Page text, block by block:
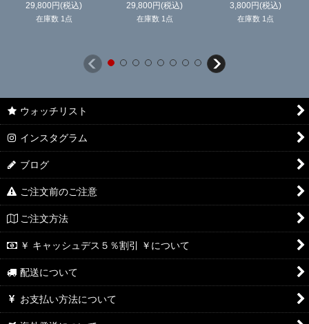
29,800円(税込)
在庫数 1点
29,800円(税込)
在庫数 1点
3,800円(税込)
在庫数 1点
ウォッチリスト
インスタグラム
ブログ
ご注文前のご注意
ご注文方法
￥ キャッシュデス５％割引 ￥について
配送について
お支払い方法について